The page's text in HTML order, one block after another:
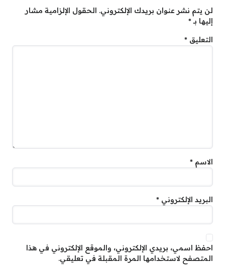
لن يتم نشر عنوان بريدك الإلكتروني. الحقول الإلزامية مشار
إليها بـ*
التعليق *
الاسم *
البريد الإلكتروني *
احفظ اسمي، بريدي الإلكتروني، والموقع الإلكتروني في هذا
المتصفح لاستخدامها المرة المقبلة في تعليقي.